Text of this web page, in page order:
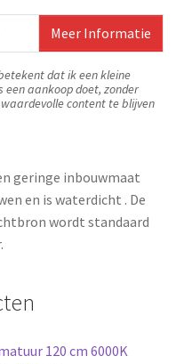
Meer Informatie
dat ik een kleine
een aankoop doet, zonder
content te blijven
geringe inbouwmaat
en is waterdicht . De
wordt standaard